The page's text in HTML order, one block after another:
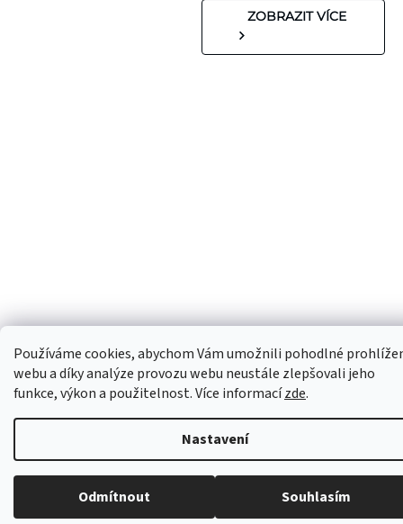
Používáme cookies, abychom Vám umožnili pohodlné
webu a díky analýze provozu webu neustále zlepšovali jeho
funkce, výkon a použitelnost. Více informacízde.
Nastavení
Odmítnout Souhlasím
ZOBRAZIT VÍCE